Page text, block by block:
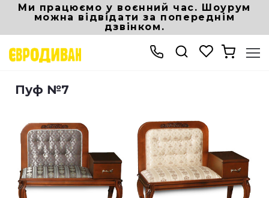
Ми працюємо у воєнний час. Шоурум
можна відвідати за попереднім
дзвінком.
Інтернет магазин Eurodivan
Пуф №7